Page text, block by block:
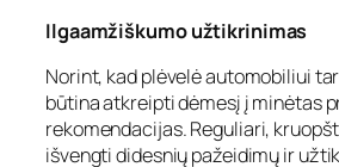
Ilgaamžiškumo užtikrinimas
Norint, kad plėvelė automobiliui
būtina atkreipti dėmesį į minėtas
rekomendacijas. Reguliari,
išvengti didesnių pažeidimų ir